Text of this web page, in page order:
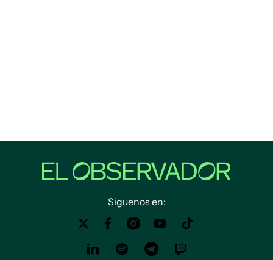
Siguenos en: